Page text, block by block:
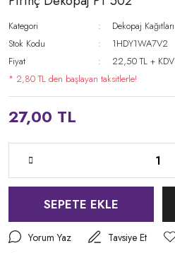
Kategori
Dekopaj Kağıtları
Stok Kodu
1HDY1WA7V2
Fiyat
22,50 TL + KDV
* 2,80 TL den başlayan taksitlerle!
27,00 TL
SEPETE EKLE
Yorum Yaz
Tavsiye Et